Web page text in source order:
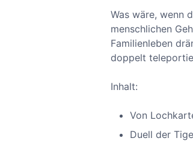
Was wäre, wenn
menschlichen
Familienleben
doppelt
Inhalt:
Von
Duell der